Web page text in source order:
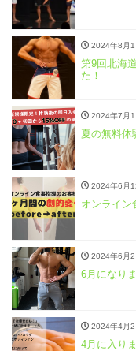
2024年8月1
第9回北海
た！
2024年7月1
夏の無料体
2024年6月
オンライン
2024年6月2
6月になり
2024年4月2
4月に入り